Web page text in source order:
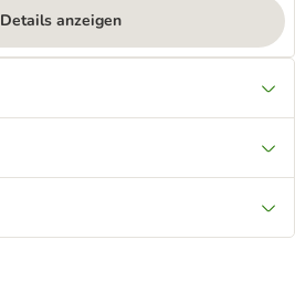
Details anzeigen